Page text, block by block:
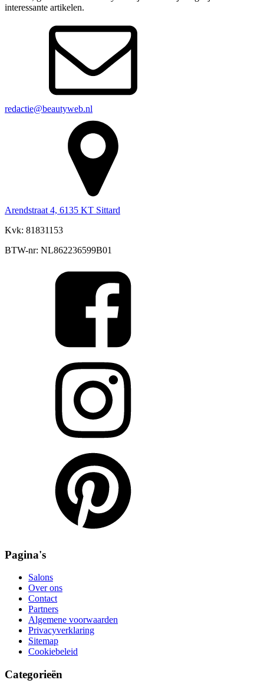
interessante artikelen.
redactie@beautyweb.nl
Arendstraat 4, 6135 KT Sittard
Kvk: 81831153
BTW-nr: NL862236599B01
Pagina's
Salons
Over ons
Contact
Partners
Algemene voorwaarden
Privacyverklaring
Sitemap
Cookiebeleid
Categorieën